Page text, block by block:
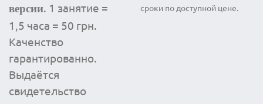
версии. 1 занятие =
1,5 часа = 50 грн.
Каченство
гарантированно.
Выдаётся
свидетельство
сроки по доступной цене.